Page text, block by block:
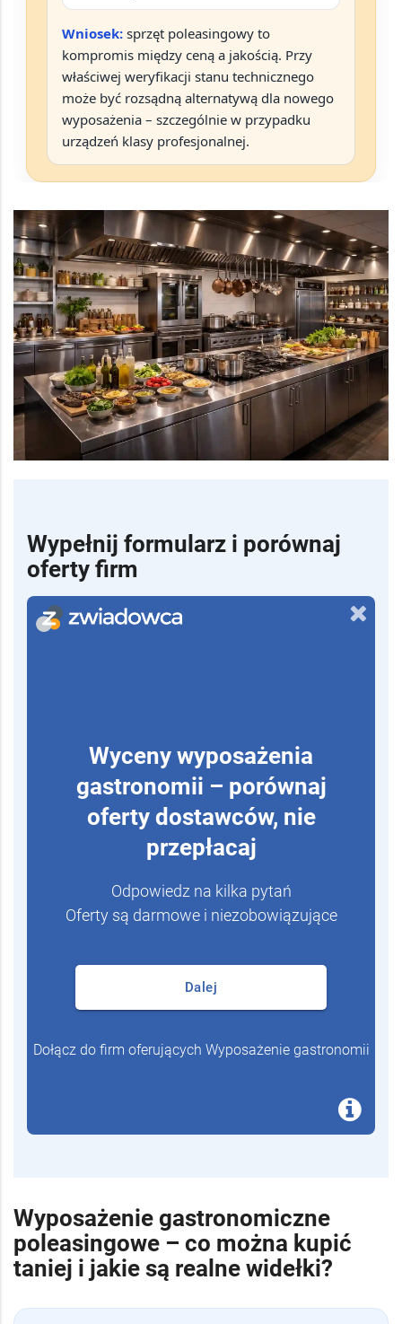
Wniosek: sprzęt poleasingowy to
kompromis między ceną a jakością. Przy
właściwej weryfikacji stanu technicznego
może być rozsądną alternatywą dla nowego
wyposażenia – szczególnie w przypadku
urządzeń klasy profesjonalnej.
Wypełnij formularz i porównaj
oferty firm
Wyceny wyposażenia
gastronomii – porównaj
oferty dostawców, nie
przepłacaj
Odpowiedz na kilka pytań
Oferty są darmowe i niezobowiązujące
Dalej
Dołącz do firm oferujących Wyposażenie gastronomii
Wyposażenie gastronomiczne
poleasingowe – co można kupić
taniej i jakie są realne widełki?